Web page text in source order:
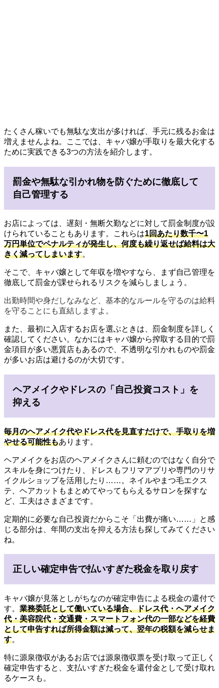
たくさん稼いでも無駄な支出が多ければ、手元に残るお金は
増えませんよね。ここでは、キャバ嬢が手取りを最大化する
ために実践できる3つの方法を紹介します。
罰金や無駄な引かれ物を防ぐために徹底して
自己管理する
お店によっては、遅刻・無断欠勤などに対して罰金制度が設
けられていることもあります。これらは1回あたり数千〜1
万円単位でペナルティが発生し、何度も繰り返せば給料は大
きく減ってしまいます。
そこで、キャバ嬢として年収を増やすなら、まず自己管理を
徹底して罰金が課せられるリスクを減らしましょう。
出勤時間や身だしなみなど、基本的なルールを守るのは給料
を守ることにも直結しますよ。
また、最初に入店するお店を選ぶときは、罰金制度を詳しく
確認してください。なかにはキャバ嬢から搾取する目的で罰
金項目が多い悪質店もあるので、不透明な引かれものや罰金
が多いお店は避けるのが大切です。
ヘアメイクやドレスの「自己投資コスト」を
抑える
毎月のヘアメイク代やドレス代を見直すだけで、手取りを増
やせる可能性もあります。
ヘアメイクをお店のヘアメイクさんに頼むのではなく自分で
スキルを身につけたり、ドレスもフリマアプリや専門のリサ
イクルショップを活用したり……。ネイルやまつ毛エクス
テ、ヘアカットもまとめてやってもらえるサロンを探すな
ど、工夫はさまざまです。
定期的に必要な自己投資だからこそ「出費が痛い……」と感
じる部分は、年間の支出を抑える方法も探してみてください
ね。
正しい確定申告で払いすぎた税金を取り戻す
キャバ嬢が見落としがちなのが確定申告による税金の還付で
す。 業務委託として働いている場合、ドレス代・ヘアメイク
代・美容院代・交通費・スマートフォン代の一部などを経費
として申告すれば所得金額は減って、翌年の税額を減らせま
す。
特に源泉徴収があるお店では源泉徴収票を受け取って正しく
確定申告すると、支払いすぎた税金を還付金として受け取れ
るケースも。